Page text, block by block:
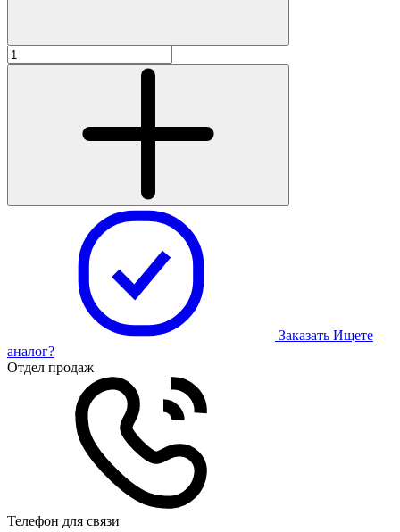
Заказать Ищете
аналог?
Отдел продаж
Телефон для связи